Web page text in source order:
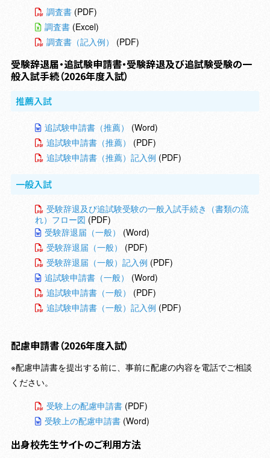
調査書 (PDF)
調査書 (Excel)
調査書（記入例）
(PDF)
受験辞退届・追試験申請書・受験辞退及び追試験受験の一
般入試手続（2026年度入試）
推薦入試
追試験申請書（推薦）
(Word)
追試験申請書（推薦）
(PDF)
追試験申請書（推薦）記入例 (PDF)
一般入試
受験辞退及び追試験受験の一般入試手続き（書類の流
れ）フロー図 (PDF)
受験辞退届（一般）
(Word)
受験辞退届（一般）
(PDF)
受験辞退届（一般）記入例 (PDF)
追試験申請書（一般）
(Word)
追試験申請書（一般）
(PDF)
追試験申請書（一般）記入例 (PDF)
配慮申請書（2026年度入試）
※配慮申請書を提出する前に、事前に配慮の内容を電話でご相談
ください。
受験上の配慮申請書 (PDF)
受験上の配慮申請書 (Word)
出身校先生サイトのご利用方法